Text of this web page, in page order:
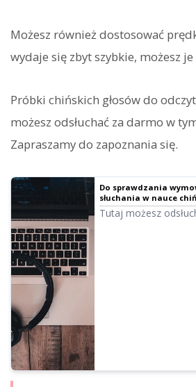
Możesz również dostosować
wydaje się zbyt szybkie, możesz
Próbki chińskich głosów do
możesz odsłuchać za darmo w
Zapraszamy do zapoznania się.
Do sprawdzania
słuchania w nauce
lektorów o natywnej
męskie i dziewczęce.
Tutaj możesz